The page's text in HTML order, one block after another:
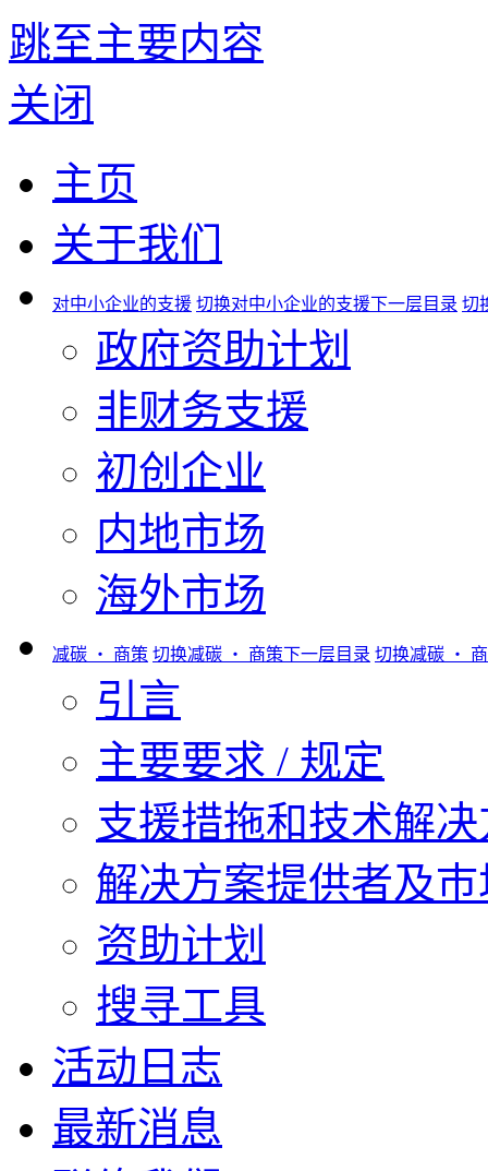
跳至主要内容
关闭
主页
关于我们
对中小企业的支援 切换对中小企业的支援下一层目录 切
政府资助计划
非财务支援
初创企业
内地市场
海外市场
减碳 ‧ 商策 切换减碳 ‧ 商策下一层目录 切换减碳 ‧
引言
主要要求 / 规定
支援措拖和技术解
解决方案提供者及
资助计划
搜寻工具
活动日志
最新消息